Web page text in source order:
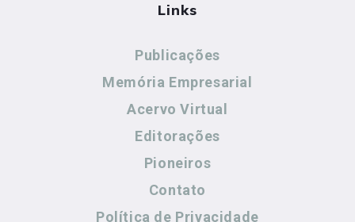
Links
Publicações
Memória Empresarial
Acervo Virtual
Editorações
Pioneiros
Contato
Política de Privacidade